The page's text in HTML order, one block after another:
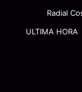
Radial
ULTIMA HORA